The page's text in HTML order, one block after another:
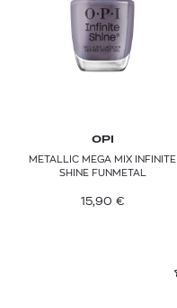
OPI
METALLIC MEGA MIX INFINITE
SHINE FUNMETAL
15,90 €